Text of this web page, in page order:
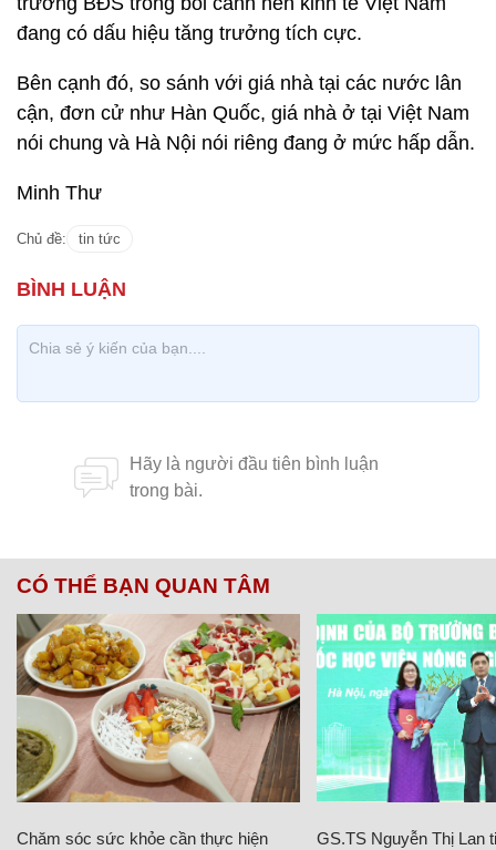
đang có dấu hiệu tăng trưởng tích cực.
Bên cạnh đó, so sánh với giá nhà tại các nước lân
cận, đơn cử như Hàn Quốc, giá nhà ở tại Việt Nam
nói chung và Hà Nội nói riêng đang ở mức hấp dẫn.
Minh Thư
Chủ đề: tin tức
CÓ THỂ BẠN QUAN TÂM
Chăm sóc sức khỏe cần thực hiện
GS.TS Nguyễn Thị Lan